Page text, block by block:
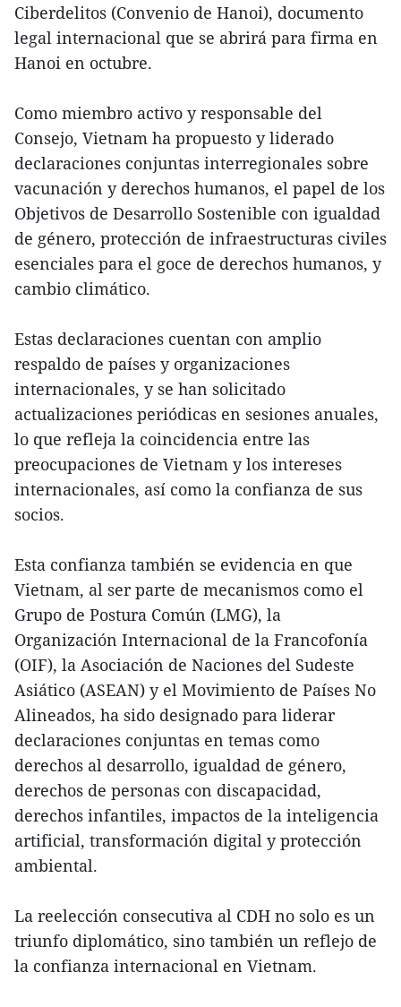
Ciberdelitos (Convenio de Hanoi), documento
legal internacional que se abrirá para firma en
Hanoi en octubre.
Como miembro activo y responsable del
Consejo, Vietnam ha propuesto y liderado
declaraciones conjuntas interregionales sobre
vacunación y derechos humanos, el papel de los
Objetivos de Desarrollo Sostenible con igualdad
de género, protección de infraestructuras civiles
esenciales para el goce de derechos humanos, y
cambio climático.
Estas declaraciones cuentan con amplio
respaldo de países y organizaciones
internacionales, y se han solicitado
actualizaciones periódicas en sesiones anuales,
lo que refleja la coincidencia entre las
preocupaciones de Vietnam y los intereses
internacionales, así como la confianza de sus
socios.
Esta confianza también se evidencia en que
Vietnam, al ser parte de mecanismos como el
Grupo de Postura Común (LMG), la
Organización Internacional de la Francofonía
(OIF), la Asociación de Naciones del Sudeste
Asiático (ASEAN) y el Movimiento de Países No
Alineados, ha sido designado para liderar
declaraciones conjuntas en temas como
derechos al desarrollo, igualdad de género,
derechos de personas con discapacidad,
derechos infantiles, impactos de la inteligencia
artificial, transformación digital y protección
ambiental.
La reelección consecutiva al CDH no solo es un
triunfo diplomático, sino también un reflejo de
la confianza internacional en Vietnam.